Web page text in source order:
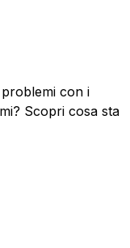
con i
Scopri cosa sta